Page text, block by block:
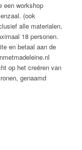
een workshop
(ook
alle materialen,
18 personen.
en betaal aan de
op het creëren van
genaamd